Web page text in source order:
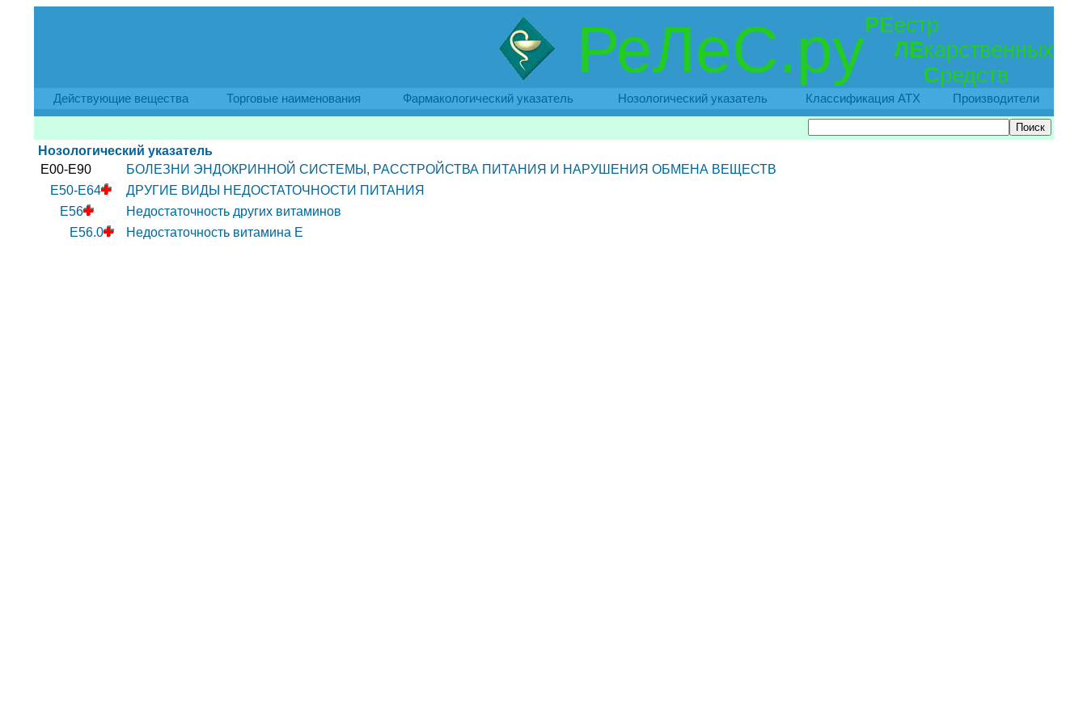
РеЛеС.руРЕестр
ЛЕкарственных
Средств
Действующие вещества Торговые наименования Фармакологический указатель Нозологический указатель Классификация АТХ Производители
Нозологический указатель
E00-E90
БОЛЕЗНИ ЭНДОКРИННОЙ СИСТЕМЫ, РАССТРОЙСТВА ПИТАНИЯ И НАРУШЕНИЯ ОБМЕНА ВЕЩЕСТВ
E50-E64
ДРУГИЕ ВИДЫ НЕДОСТАТОЧНОСТИ ПИТАНИЯ
E56
Недостаточность других витаминов
E56.0
Недостаточность витамина E